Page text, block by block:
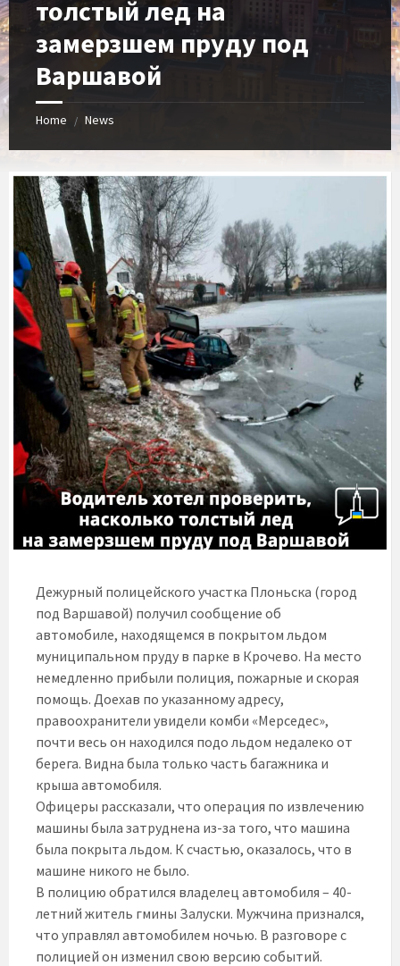
толстый лед на
замерзшем пруду под
Варшавой
Home / News
Дежурный полицейского участка Плоньска (город
под Варшавой) получил сообщение об
автомобиле, находящемся в покрытом льдом
муниципальном пруду в парке в Крочево. На место
немедленно прибыли полиция, пожарные и скорая
помощь. Доехав по указанному адресу,
правоохранители увидели комби «Мерседес»,
почти весь он находился подо льдом недалеко от
берега. Видна была только часть багажника и
крыша автомобиля.
Офицеры рассказали, что операция по извлечению
машины была затруднена из-за того, что машина
была покрыта льдом. К счастью, оказалось, что в
машине никого не было.
В полицию обратился владелец автомобиля – 40-
летний житель гмины Залуски. Мужчина признался,
что управлял автомобилем ночью. В разговоре с
полицией он изменил свою версию событий.